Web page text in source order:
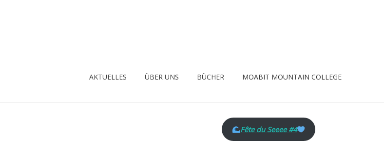
AKTUELLES ÜBER UNS BÜCHER MOABIT MOUNTAIN COLLEGE
Fête du Seeee #4